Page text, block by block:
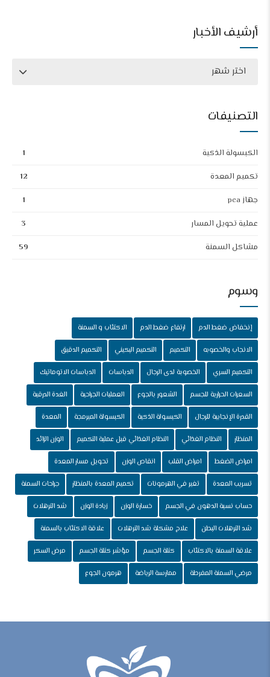
أرشيف الأخبار
اختر شهر
التصنيفات
الكبسولة الذكية
1
تكميم المعدة
12
جهاز pca
1
عملية تحويل المسار
3
مشاكل السمنة
59
وسوم
إنخفاض ضغط الدم ارتفاع ضغط الدم الاكتئاب و السمنة
الانجاب والخصوبه التكميم التكميم البكيني التكميم الدقيق
التكميم السري الخصوبة لدى الرجال الدباسات الدباسات الاتوماتيك
السعرات الحرارية للجسم الشعور بالجوع العمليات الجراحية الغدة الدرقية
القدرة الإنجابية للرجال الكبسولة الذكية الكبسولة المبرمجة المعدة
المنظار النظام الغذائي النظام الغذائي قبل عملية التكميم الوزن الزائد
امراض الضغط امراض القلب انقاص الوزن تحويل مسار المعدة
تسريب المعدة تغير في الهرمونات تكميم المعدة بالمنظار جراحات السمنة
حساب نسبة الدهون في الجسم خسارة الوزن زيادة الوزن شد الترهلات
شد الترهلات البطن علاج مشكلة شد الترهلات علاقة الاكتئاب بالسمنة
علاقة السمنة بالاكتئاب كتلة الجسم مؤشر كتلة الجسم مرض السكر
مرضي السمنة المفرطة ممارسة الرياضة هرمون الجوع